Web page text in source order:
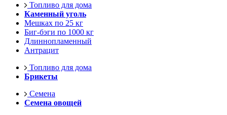
Топливо для дома
Каменный уголь
Мешках по 25 кг
Биг-бэги по 1000 кг
Длиннопламенный
Антрацит
Топливо для дома
Брикеты
Семена
Семена овощей